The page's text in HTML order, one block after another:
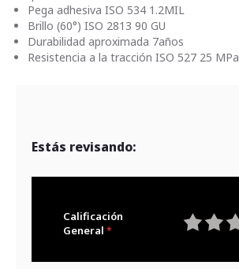
Pega adhesiva ISO 534 1.2MIL
Brillo (60°) ISO 2813 90 GU
Durabilidad aproximada 7años
Resistencia a la tracción ISO 527 25 MPa
Estás revisando:
Calificación
General